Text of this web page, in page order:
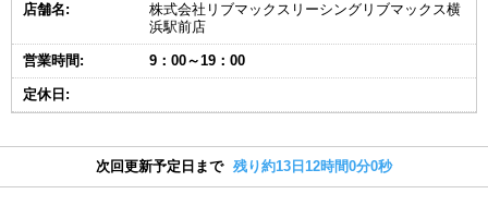
店舗名:
株式会社リブマックスリーシングリブマックス横
浜駅前店
営業時間: 9：00～19：00
定休日:
次回更新予定日まで 残り約13日11時間59分59秒